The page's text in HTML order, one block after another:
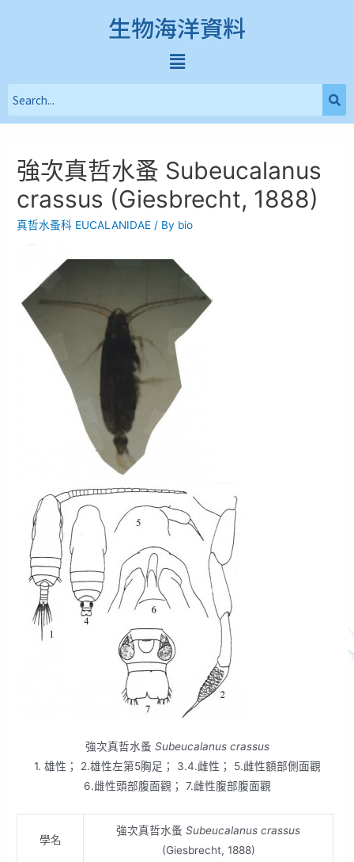
生物海洋資料
強次真哲水蚤 Subeucalanus
crassus (Giesbrecht, 1888)
真哲水蚤科 EUCALANIDAE / By bio
強次真哲水蚤 Subeucalanus crassus
1. 雄性； 2.雄性左第5胸足； 3.4.雌性； 5.雌性額部側面觀
6.雌性頭部腹面觀； 7.雌性腹部腹面觀
學名
強次真哲水蚤Subeucalanus crassus
(Giesbrecht, 1888)